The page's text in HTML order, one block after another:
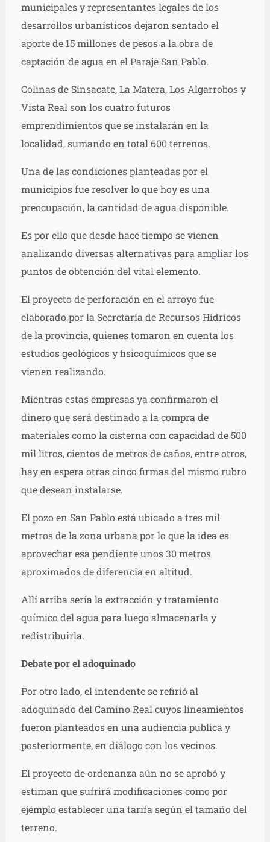
municipales y representantes legales de los
desarrollos urbanísticos dejaron sentado el
aporte de 15 millones de pesos a la obra de
captación de agua en el Paraje San Pablo.
Colinas de Sinsacate, La Matera, Los Algarrobos y
Vista Real son los cuatro futuros
emprendimientos que se instalarán en la
localidad, sumando en total 600 terrenos.
Una de las condiciones planteadas por el
municipios fue resolver lo que hoy es una
preocupación, la cantidad de agua disponible.
Es por ello que desde hace tiempo se vienen
analizando diversas alternativas para ampliar los
puntos de obtención del vital elemento.
El proyecto de perforación en el arroyo fue
elaborado por la Secretaría de Recursos Hídricos
de la provincia, quienes tomaron en cuenta los
estudios geológicos y fisicoquímicos que se
vienen realizando.
Mientras estas empresas ya confirmaron el
dinero que será destinado a la compra de
materiales como la cisterna con capacidad de 500
mil litros, cientos de metros de caños, entre otros,
hay en espera otras cinco firmas del mismo rubro
que desean instalarse.
El pozo en San Pablo está ubicado a tres mil
metros de la zona urbana por lo que la idea es
aprovechar esa pendiente unos 30 metros
aproximados de diferencia en altitud.
Allí arriba sería la extracción y tratamiento
químico del agua para luego almacenarla y
redistribuirla.
Debate por el adoquinado
Por otro lado, el intendente se refirió al
adoquinado del Camino Real cuyos lineamientos
fueron planteados en una audiencia publica y
posteriormente, en diálogo con los vecinos.
El proyecto de ordenanza aún no se aprobó y
estiman que sufrirá modificaciones como por
ejemplo establecer una tarifa según el tamaño del
terreno.